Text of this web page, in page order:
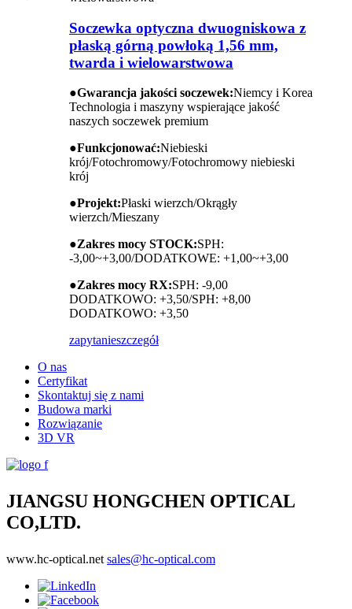
Soczewka optyczna dwuogniskowa z
płaską górną powłoką 1,56 mm,
twarda i wielowarstwowa
●Gwarancja jakości soczewek:Niemcy i Korea
Technologia i maszyny wspierające jakość
naszych soczewek premium
●Funkcjonować:Niebieski
krój/Fotochromowy/Fotochromowy niebieski
krój
●Projekt:Płaski wierzch/Okrągły
wierzch/Mieszany
●Zakres mocy STOCK:SPH:
-3,00~+3,00/DODATKOWE: +1,00~+3,00
●Zakres mocy RX:SPH: -9,00
DODATKOWO: +3,50/SPH: +8,00
DODATKOWO: +3,50
zapytanieszczegół
O nas
Certyfikat
Skontaktuj się z nami
Budowa marki
Rozwiązanie
3D VR
JIANGSU HONGCHEN OPTICAL
CO,LTD.
www.hc-optical.net sales@hc-optical.com